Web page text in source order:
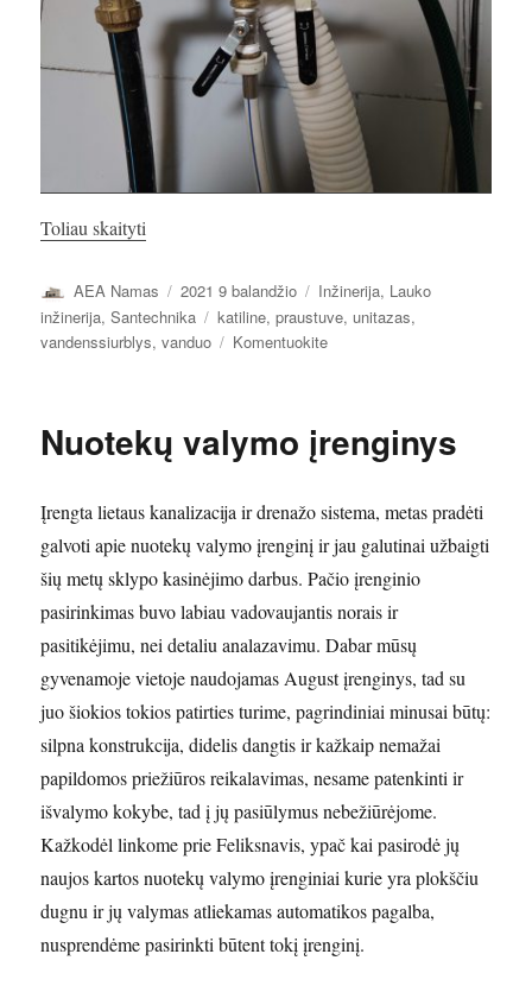
Toliau skaityti
Autorius
AEA Namas Paskelbta
2021 9 balandžio Kategorijos
Inžinerija, Lauko
inžinerija,Santechnika Žymos
katiline,praustuve, unitazas,
vandenssiurblys,vanduo Komentuokiteįrašą
siurblys.
Unitazas
praustuvė.
Nuotekų valymo įrenginys
Įrengta lietaus kanalizacija ir drenažo sistema, metas pradėti
galvoti apie nuotekų valymo įrenginį ir jau galutinai užbaigti
šių metų sklypo kasinėjimo darbus. Pačio įrenginio
pasirinkimas buvo labiau vadovaujantis norais ir
pasitikėjimu, nei detaliu analazavimu. Dabar mūsų
gyvenamoje vietoje naudojamas August įrenginys, tad su
juo šiokios tokios patirties turime, pagrindiniai minusai būtų:
silpna konstrukcija, didelis dangtis ir kažkaip nemažai
papildomos priežiūros reikalavimas, nesame patenkinti ir
išvalymo kokybe, tad į jų pasiūlymus nebežiūrėjome.
Kažkodėl linkome prie Feliksnavis, ypač kai pasirodė jų
naujos kartos nuotekų valymo įrenginiai kurie yra plokščiu
dugnu ir jų valymas atliekamas automatikos pagalba,
nusprendėme pasirinkti būtent tokį įrenginį.